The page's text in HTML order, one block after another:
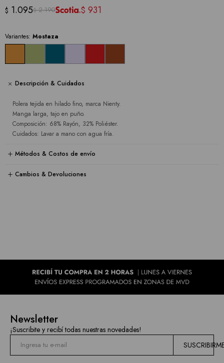
$ 1.095$ 2.190 $ 931
Variantes: Mostaza
Descripción & Cuidados
Polera tejida en hilado fino, marca Nienty.
Manga larga, tajo en puño.
Composición: 68% Rayón, 32% Poliéster.
Cuidados: Lavar a mano con agua fría.
Métodos & Costos de envío
Cambios & Devoluciones
Newsletter
¡Suscribite y recibí todas nuestras novedades!